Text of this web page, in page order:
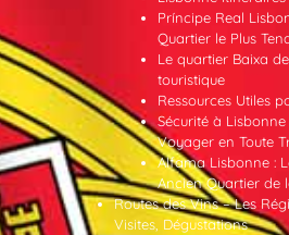
Príncipe Real
Quartier le Plus
Le quartier Baixa
touristique
Ressources Utiles
Sécurité à
Voyager en Toute
Alfama Lisbonne :
Ancien Quartier
Routes des Vins – Les
Visites, Dégustations